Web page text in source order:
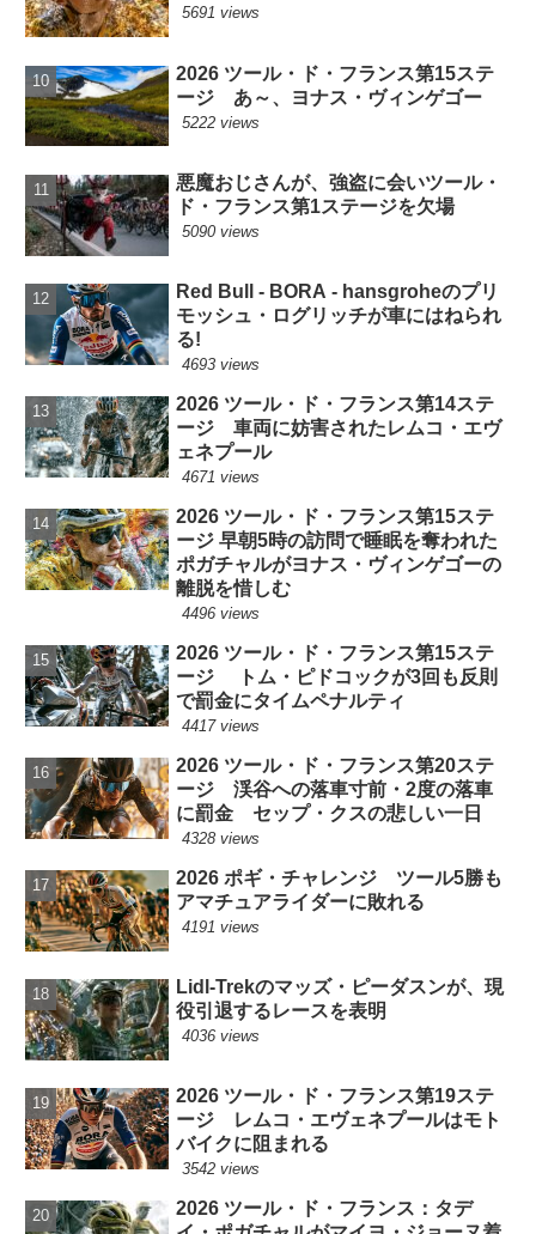
5691 views
2026 ツール・ド・フランス第15ステ
ージ あ～、ヨナス・ヴィンゲゴー
5222 views
悪魔おじさんが、強盗に会いツール・
ド・フランス第1ステージを欠場
5090 views
Red Bull - BORA - hansgroheのプリ
モッシュ・ログリッチが車にはねられ
る!
4693 views
2026 ツール・ド・フランス第14ステ
ージ 車両に妨害されたレムコ・エヴ
ェネプール
4671 views
2026 ツール・ド・フランス第15ステ
ージ 早朝5時の訪問で睡眠を奪われた
ポガチャルがヨナス・ヴィンゲゴーの
離脱を惜しむ
4496 views
2026 ツール・ド・フランス第15ステ
ージ トム・ピドコックが3回も反則
で罰金にタイムペナルティ
4417 views
2026 ツール・ド・フランス第20ステ
ージ 渓谷への落車寸前・2度の落車
に罰金 セップ・クスの悲しい一日
4328 views
2026 ポギ・チャレンジ ツール5勝も
アマチュアライダーに敗れる
4191 views
Lidl-Trekのマッズ・ピーダスンが、現
役引退するレースを表明
4036 views
2026 ツール・ド・フランス第19ステ
ージ レムコ・エヴェネプールはモト
バイクに阻まれる
3542 views
2026 ツール・ド・フランス：タデ